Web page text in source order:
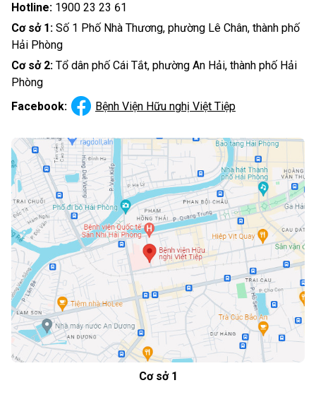
Hotline: 1900 23 23 61
Cơ sở 1: Số 1 Phố Nhà Thương, phường Lê Chân, thành phố
Hải Phòng
Cơ sở 2: Tổ dân phố Cái Tắt, phường An Hải, thành phố Hải
Phòng
Facebook:
Bệnh Viện Hữu nghị Việt Tiệp
Cơ sở 1